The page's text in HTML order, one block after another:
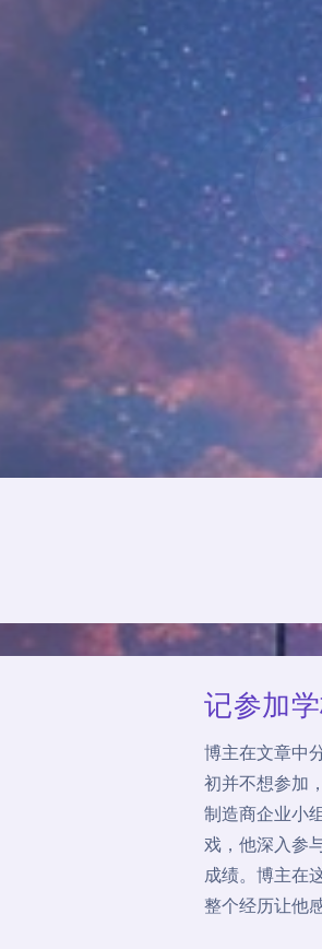
记参加
博主在文章中
初并不想参加
制造商企业小
戏，他深入参
成绩。博主在
整个经历让他